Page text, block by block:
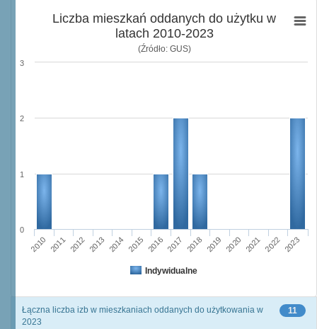
Liczba mieszkań oddanych do użytku w
latach 2010-2023
(Źródło: GUS)
Indywidualne
2010 2011 2012 2013 2014 2015 2016 2017 2018 2019 2020 2021 2022 2023
0
1
2
3
11
Łączna liczba izb w mieszkaniach oddanych do użytkowania w
2023